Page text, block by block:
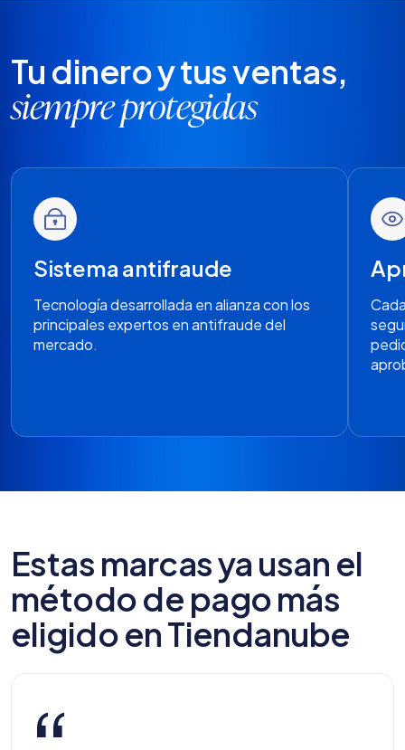
Tu dinero y tus ventas,
siempre protegidas
Sistema antifraude
Tecnología desarrollada en alianza con los
principales expertos en antifraude del
mercado.
Estas marcas ya usan el
método de pago más
eligido en Tiendanube